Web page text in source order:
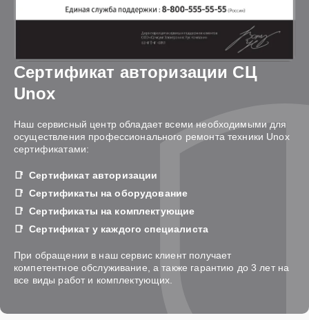
Сертификат авторизации СЦ
Unox
Наш сервисный центр обладает всеми необходимыми для
осуществления профессионального ремонта техники Unox
сертификатами:
Сертификат авторизации
Сертификаты на оборудование
Сертификаты на комплектующие
Сертификат у каждого специалиста
При обращении в наш сервис клиент получает
компетентное обслуживание, а также гарантию до 3 лет на
все виды работ и комплектующих.